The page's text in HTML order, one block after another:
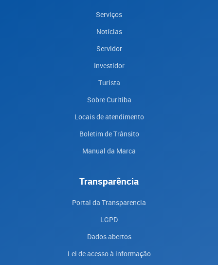
Serviços
Notícias
Servidor
Investidor
Turista
Sobre Curitiba
Locais de atendimento
Boletim de Trânsito
Manual da Marca
Transparência
Portal da Transparencia
LGPD
Dados abertos
Lei de acesso à informação